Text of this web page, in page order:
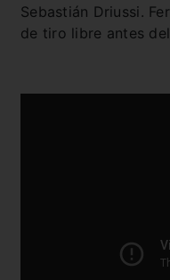
Sebastián Driussi.
de tiro libre antes